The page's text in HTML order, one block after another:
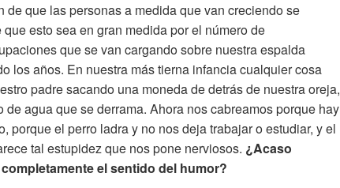
de que las personas a medida que van creciendo se
esto sea en gran medida por el número de
que se van cargando sobre nuestra espalda
los años. En nuestra más tierna infancia cualquier cosa
padre sacando una moneda de detrás de nuestra oreja,
de agua que se derrama. Ahora nos cabreamos porque hay
porque el perro ladra y no nos deja trabajar o estudiar, y el
tal estupidez que nos pone nerviosos. ¿Acaso
el sentido del humor?